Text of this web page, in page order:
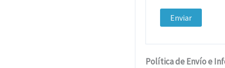
Política de Envío e